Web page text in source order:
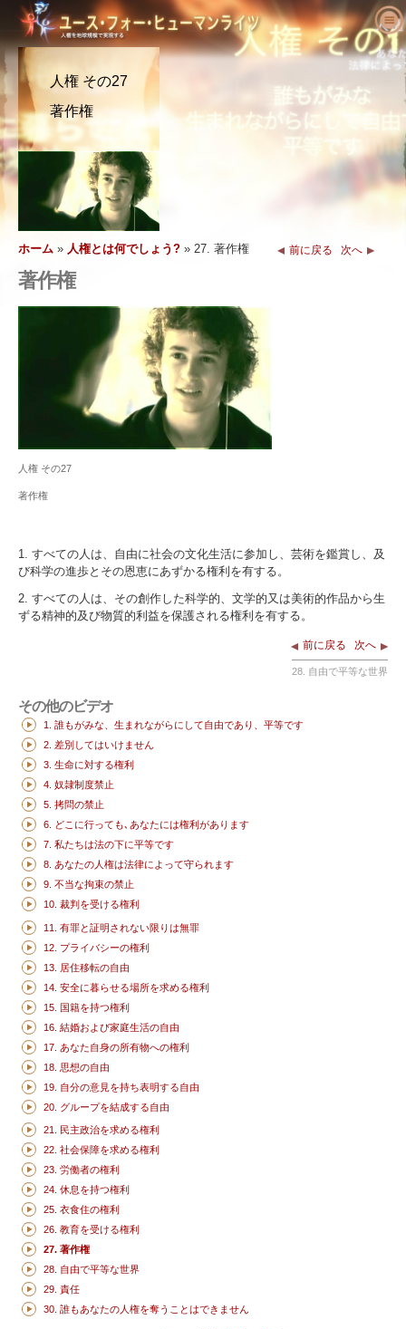
ユース･フォー･ヒューマンライツにつ
いて
ユース･フォー･ヒューマンライツとは?
私たちの目的
ユース･フォー･ヒューマンライツの歴史
役員
顧問委員会
YHRIの協力者
声明と表彰
推薦の言葉
人権とは何でしょう?
人権の定義
人権の背景
世界人権宣言
教育者へ
ようこそ
教育パッケージの内容
教育者からの結果報告
人権カリキュラム
教育プログラム
プログラムの実施
活動を始める
活動に参加する
請願
メンバーシップと寄付
グループ
コンテスト
人権を求める主張
人権の擁護者たち
さまざまな人権団体
人権侵害
ニュース
注文
問い合わせ
人権 その27
著作権
ホーム » 人権とは何でしょう? » 27. 著作権 前に戻る 次へ
著作権
人権 その27
著作権
1. すべての人は、自由に社会の文化生活に参加し、芸術を鑑賞し、及
び科学の進歩とその恩恵にあずかる権利を有する。
2. すべての人は、その創作した科学的、文学的又は美術的作品から生
ずる精神的及び物質的利益を保護される権利を有する。
前に戻る 次へ
28. 自由で平等な世界
その他のビデオ
1. 誰もがみな、生まれながらにして自由であり、平等です
2. 差別してはいけません
3. 生命に対する権利
4. 奴隷制度禁止
5. 拷問の禁止
6. どこに行っても､あなたには権利があります
7. 私たちは法の下に平等です
8. あなたの人権は法律によって守られます
9. 不当な拘束の禁止
10. 裁判を受ける権利
11. 有罪と証明されない限りは無罪
12. プライバシーの権利
13. 居住移転の自由
14. 安全に暮らせる場所を求める権利
15. 国籍を持つ権利
16. 結婚および家庭生活の自由
17. あなた自身の所有物への権利
18. 思想の自由
19. 自分の意見を持ち表明する自由
20. グループを結成する自由
21. 民主政治を求める権利
22. 社会保障を求める権利
23. 労働者の権利
24. 休息を持つ権利
25. 衣食住の権利
26. 教育を受ける権利
27. 著作権
28. 自由で平等な世界
29. 責任
30. 誰もあなたの人権を奪うことはできません